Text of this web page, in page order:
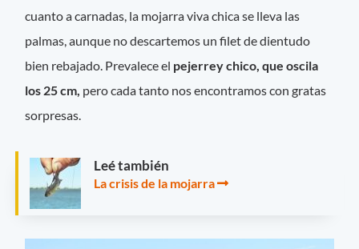
cuanto a carnadas, la mojarra viva chica se lleva las
palmas, aunque no descartemos un filet de dientudo
bien rebajado. Prevalece el pejerrey chico, que oscila
los 25 cm, pero cada tanto nos encontramos con gratas
sorpresas.
Leé también
La crisis de la mojarra